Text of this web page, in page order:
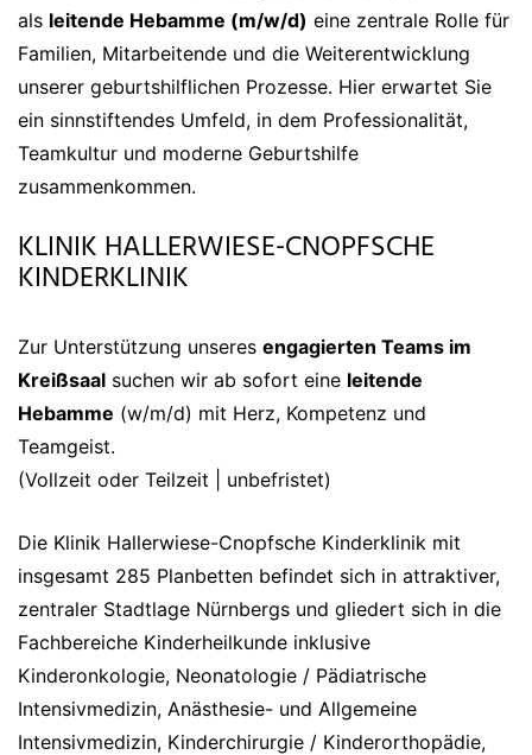
als leitende Hebamme (m/w/d) eine zentrale Rolle für
Familien, Mitarbeitende und die Weiterentwicklung
unserer geburtshilflichen Prozesse. Hier erwartet Sie
ein sinnstiftendes Umfeld, in dem Professionalität,
Teamkultur und moderne Geburtshilfe
zusammenkommen.
KLINIK HALLERWIESE-CNOPFSCHE
KINDERKLINIK
Zur Unterstützung unseres engagierten Teams im
Kreißsaal suchen wir ab sofort eine leitende
Hebamme (w/m/d) mit Herz, Kompetenz und
Teamgeist.
(Vollzeit oder Teilzeit | unbefristet)
Die Klinik Hallerwiese-Cnopfsche Kinderklinik mit
insgesamt 285 Planbetten befindet sich in attraktiver,
zentraler Stadtlage Nürnbergs und gliedert sich in die
Fachbereiche Kinderheilkunde inklusive
Kinderonkologie, Neonatologie / Pädiatrische
Intensivmedizin, Anästhesie- und Allgemeine
Intensivmedizin, Kinderchirurgie / Kinderorthopädie,